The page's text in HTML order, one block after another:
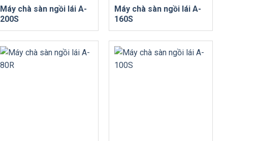
Máy chà sàn ngồi lái A-
200S
Máy chà sàn ngồi lái A-
160S